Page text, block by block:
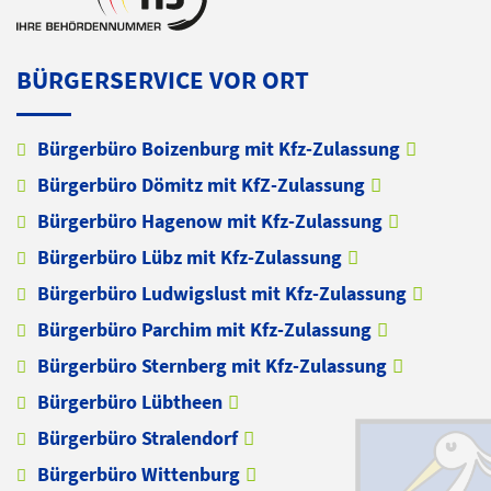
BÜRGERSERVICE VOR ORT
Bürgerbüro Boizenburg mit Kfz-Zulassung
Bürgerbüro Dömitz mit KfZ-Zulassung
Bürgerbüro Hagenow mit Kfz-Zulassung
Bürgerbüro Lübz mit Kfz-Zulassung
Bürgerbüro Ludwigslust mit Kfz-Zulassung
Bürgerbüro Parchim mit Kfz-Zulassung
Bürgerbüro Sternberg mit Kfz-Zulassung
Bürgerbüro Lübtheen
Bürgerbüro Stralendorf
Bürgerbüro Wittenburg